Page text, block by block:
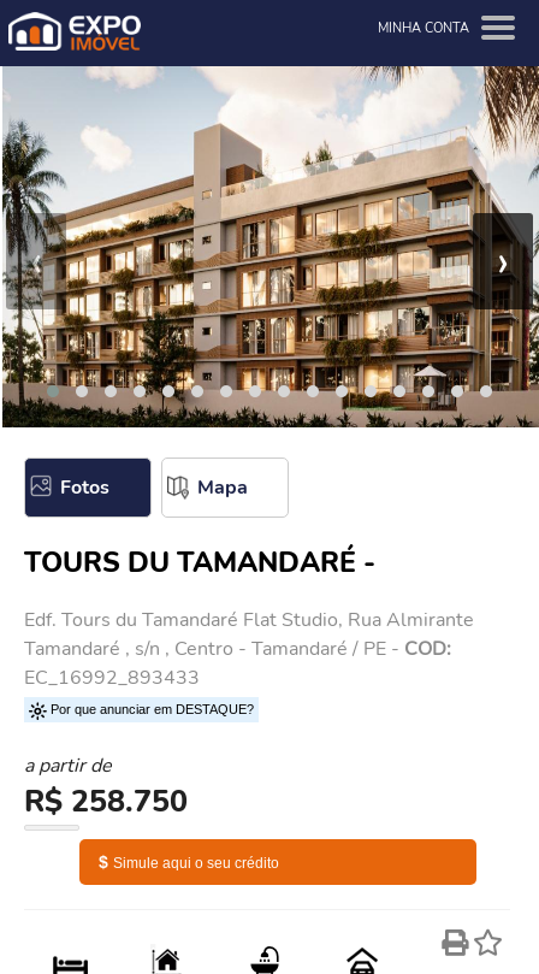
MINHA CONTA
‹ ›
Fotos Mapa
TOURS DU TAMANDARÉ -
Edf. Tours du Tamandaré Flat Studio, Rua Almirante
Tamandaré , s/n , Centro - Tamandaré / PE - COD:
EC_16992_893433
Por que anunciar em DESTAQUE?
a partir de
R$ 258.750
$Simule aqui o seu crédito